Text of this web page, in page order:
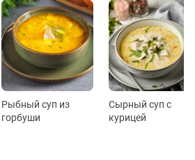
Рыбный суп из
горбуши
Сырный суп с
курицей